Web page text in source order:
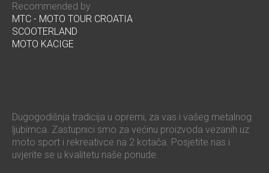
Recommended by
MTC - MOTO TOUR CROATIA
SCOOTERLAND
MOTO KACIGE
Dugogodišnja tradicija u opremi, za vas i vašeg metalnog
ljubimca. Zastupnici smo za većinu proizvoda vezanih uz
moto sport i rekreativce na 2 kotača. Posjetite nas i
uvjerite se u kvalitetu naše ponude.